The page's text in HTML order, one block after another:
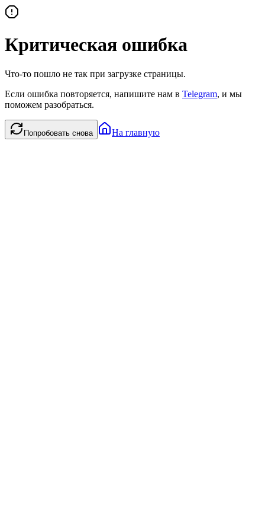
Критическая ошибка
Что-то пошло не так при загрузке страницы.
Если ошибка повторяется, напишите нам в Telegram, и мы
поможем разобраться.
Попробовать снова На главную